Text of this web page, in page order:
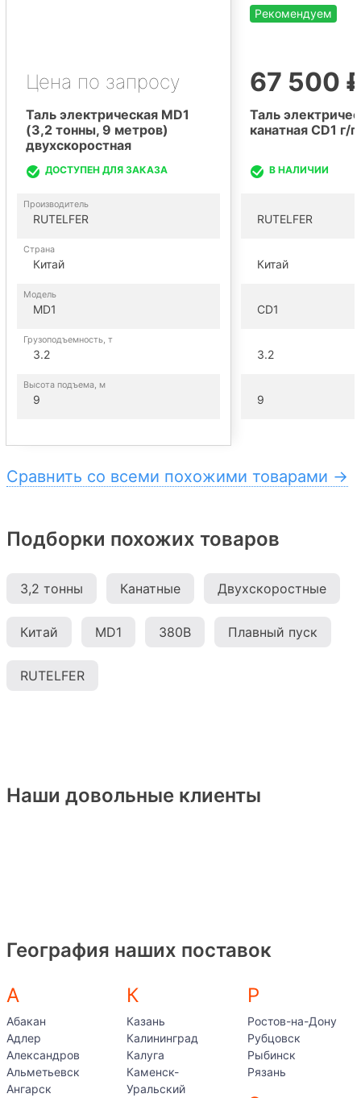
Таль электрическая MD1
(3,2 тонны, 9 метров)
двухскоростная
ДОСТУПЕН ДЛЯ ЗАКАЗА
Цена по запросу
Производитель
RUTELFER
Страна
Китай
Модель
MD1
Грузоподъемность, т
3.2
Высота подъема, м
9
Таль
канатная CD1 г/
Рекомендуем
В НАЛИЧИИ
67 500
RUTELFER
Китай
CD1
3.2
9
Сравнить со всеми похожими товарами →
Подборки похожих товаров
3,2 тонны Канатные Двухскоростные
Китай MD1 380В Плавный пуск
RUTELFER
Наши довольные клиенты
География наших поставок
А
Абакан
Адлер
Александров
Альметьевск
Ангарск
К
Казань
Калининград
Калуга
Каменск-
Уральский
Р
Ростов-на-Дону
Рубцовск
Рыбинск
Рязань